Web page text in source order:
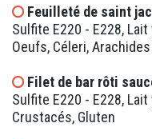
Feuilleté de saint
Sulfite E220 - E228,
Oeufs, Céleri,
Filet de bar rôti
Sulfite E220 - E228,
Crustacés, Gluten